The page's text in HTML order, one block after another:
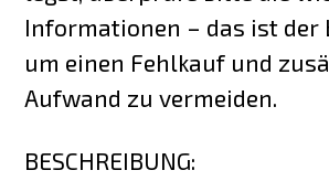
Informationen – das ist der
um einen Fehlkauf und
Aufwand zu vermeiden.
BESCHREIBUNG: